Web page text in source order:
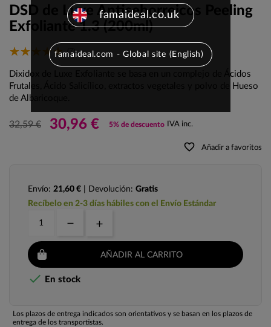
DSD de Luxe Antiseborreicos Peeling
Exfoliante 1.3 (200ml)
(7)
Dixidox de Luxe Exfoliante se basa en un complejo de Ácidos
Frutales, Ácido Salicílico, extractos vegetales y polvo de Hueso
de Albaricoque.
32,59 € 30,96 € 5% de descuento IVA inc.
favorite_border Añadir a favoritos
Envío: 21,60 € | Devolución: Gratis
Recíbelo en 2-3 días hábiles con el Envío Estándar
AÑADIR AL CARRITO
 En stock
Los plazos de entrega indicados son orientativos y se basan en los plazos de
entrega de los transportistas.
famaideal.co.uk
famaideal.com - Global site (English)